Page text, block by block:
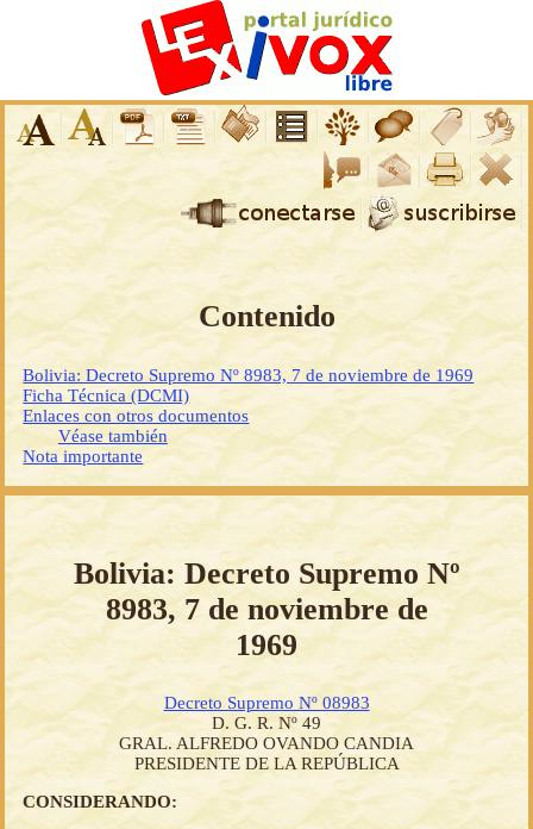
Contenido
Bolivia: Decreto Supremo Nº 8983, 7 de noviembre de 1969
Ficha Técnica (DCMI)
Enlaces con otros documentos
Véase también
Nota importante
Bolivia: Decreto Supremo Nº
8983, 7 de noviembre de
1969
Decreto Supremo Nº 08983
D. G. R. Nº 49
GRAL. ALFREDO OVANDO CANDIA
PRESIDENTE DE LA REPÚBLICA
CONSIDERANDO: